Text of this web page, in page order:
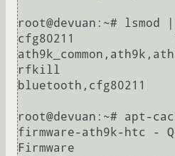
root@devuan:~# lsmod
cfg80211
rfkill
bluetooth,cfg80211
root@devuan:~# apt-
firmware-ath9k-htc -
Firmware